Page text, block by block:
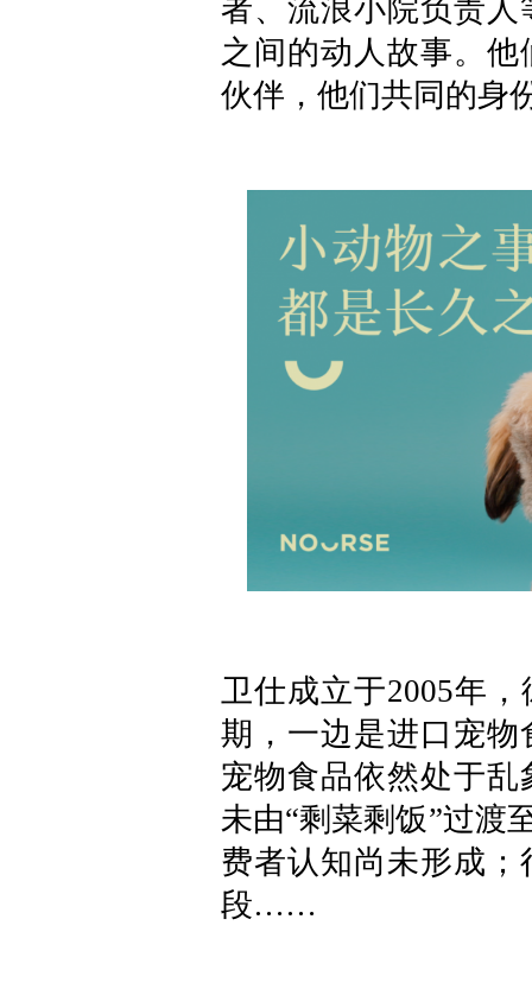
者、流浪小院负责
之间的动人故事。
伙伴，他们共同的身
卫仕成立于2005年
期，一边是进口宠
宠物食品依然处于
未由“剩菜剩饭”过渡
费者认知尚未形成
段……